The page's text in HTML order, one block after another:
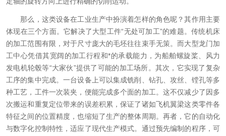
那么，这类设备在工业生产中扮演着怎样的角色呢？其作用主要
体现在三个方面。它解决了大型工件“无处可加工”的难题。传统机床
的加工范围有限，对于尺寸庞大的毛坯往往束手无策。而大型龙门加
工中心凭借其宽阔的加工行程和*的承载能力，为船舶螺旋桨、风力
发电机轮毂等“大家伙”提供了可能的加工场所。其次，它实现了复杂
工序的集中完成。一台设备上可以集成铣削、钻孔、攻丝、镗孔等多
种工艺，工件一次装夹，便能完成多个面的加工。这不仅减少了因多
次搬运和重复定位带来的误差积累，保证了诸如飞机翼梁这类零件各
特征之间的位置精度，也缩短了生产的整体周期。再者，它的自动化
与数字化控制特性，适应了现代生产模式。通过预先编制的程序，可